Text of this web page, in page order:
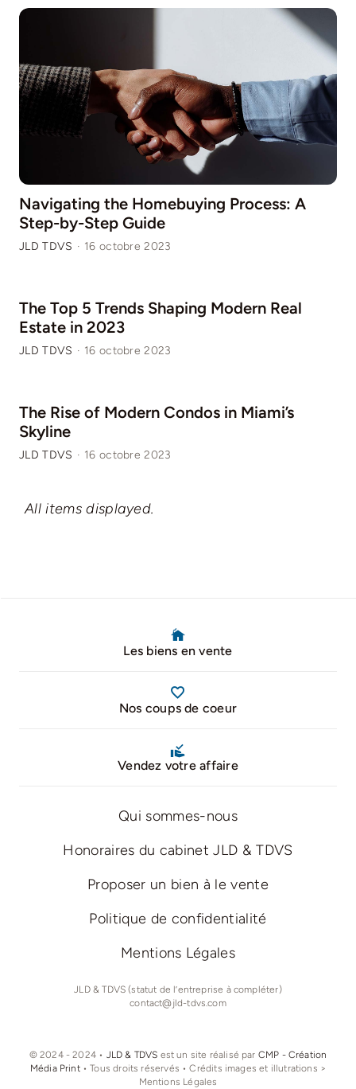
Navigating the Homebuying Process: A
Step-by-Step Guide
JLD TDVS · 16 octobre 2023
The Top 5 Trends Shaping Modern Real
Estate in 2023
JLD TDVS · 16 octobre 2023
The Rise of Modern Condos in Miami’s
Skyline
JLD TDVS · 16 octobre 2023
All items displayed.
Les biens en vente
Nos coups de coeur
Vendez votre affaire
Qui sommes-nous
Honoraires du cabinet JLD & TDVS
Proposer un bien à le vente
Politique de confidentialité
Mentions Légales
JLD & TDVS (statut de l’entreprise à compléter)
contact@jld-tdvs.com
© 2024 - 2024 • JLD & TDVS est un site réalisé par CMP - Création
Média Print• Tous droits réservés • Crédits images et illutrations >
Mentions Légales